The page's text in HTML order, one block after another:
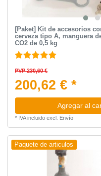
[Paket] Kit de accesorios
cerveza tipo A, manguera
CO2 de 0,5 kg
PVP 230,60 €
200,62 € *
Agregar al
* IVA incluidoexcl. Envío
Paquete de articulos